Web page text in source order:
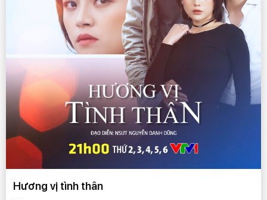
Hương vị tình thân